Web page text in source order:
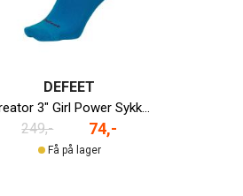
DEFEET
Aireator 3" Girl Power Sykkelsokk Dame
249,- 74,-
Få på lager